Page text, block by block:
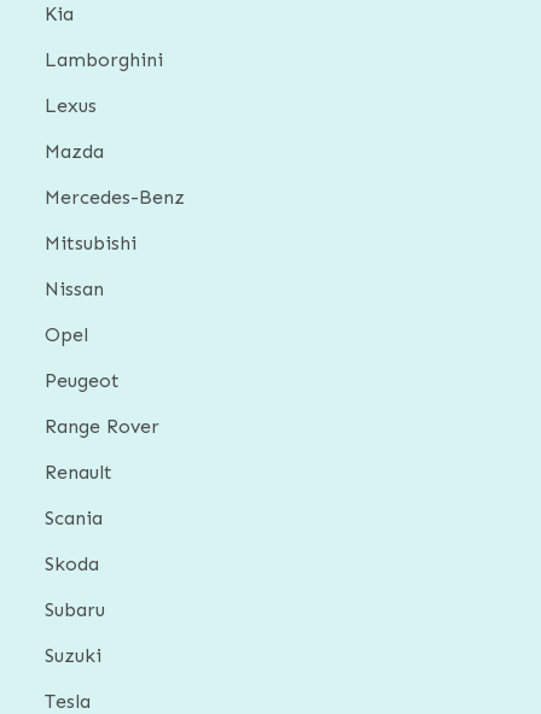
Kia
Lamborghini
Lexus
Mazda
Mercedes-Benz
Mitsubishi
Nissan
Opel
Peugeot
Range Rover
Renault
Scania
Skoda
Subaru
Suzuki
Tesla